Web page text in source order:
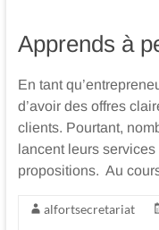
Apprends à
En tant
d’avoir des offres
clients. Pourtant,
lancent leurs
propositions. Au
alfortsecretariat